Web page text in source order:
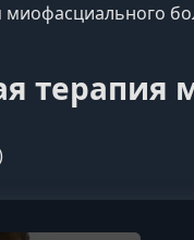
миофасциального
терапия